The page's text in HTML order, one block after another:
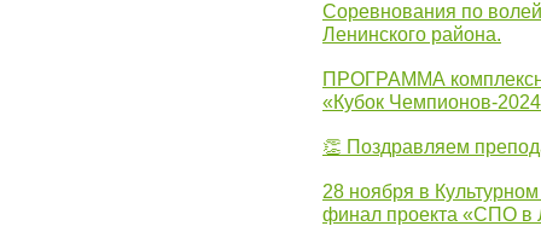
Соревнования по
Ленинского района.
ПРОГРАММА
«Кубок Чемпионов-
👏 Поздравляем
28 ноября в
финал проекта «СПО в